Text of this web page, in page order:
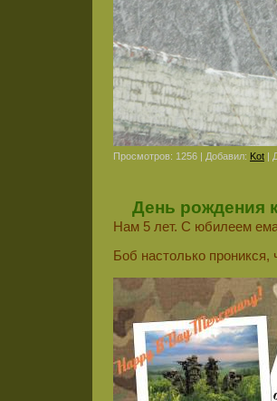
Просмотров: 1256 | Добавил: Kot |
День рождения
Нам 5 лет. С юбилеем
Боб настолько проникся,